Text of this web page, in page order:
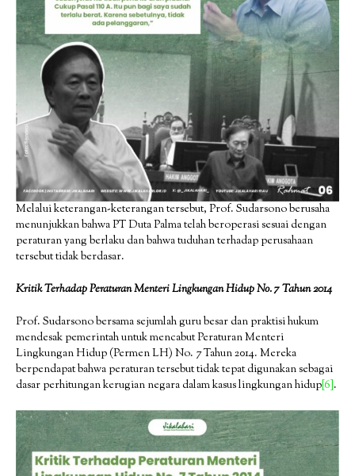
Melalui keterangan-keterangan tersebut, Prof. Sudarsono berusaha
menunjukkan bahwa PT Duta Palma telah beroperasi sesuai dengan
peraturan yang berlaku dan bahwa tuduhan terhadap perusahaan
tersebut tidak berdasar.
Kritik Terhadap Peraturan Menteri Lingkungan Hidup No. 7 Tahun 2014
Prof. Sudarsono bersama sejumlah guru besar dan praktisi hukum
mendesak pemerintah untuk mencabut Peraturan Menteri
Lingkungan Hidup (Permen LH) No. 7 Tahun 2014. Mereka
berpendapat bahwa peraturan tersebut tidak tepat digunakan sebagai
dasar perhitungan kerugian negara dalam kasus lingkungan hidup[6].